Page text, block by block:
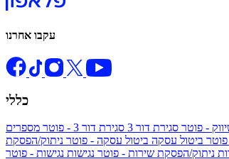
עקבו אחרנו
כללי
- פוטר סגירת דור 3 סגירת דור 3 - פוטר
מספרים
ביטול עסקה ביטול עסקה - פוטר ניתוק/הפסקת
ניתוק/הפסקת שירות - פוטר נגישות